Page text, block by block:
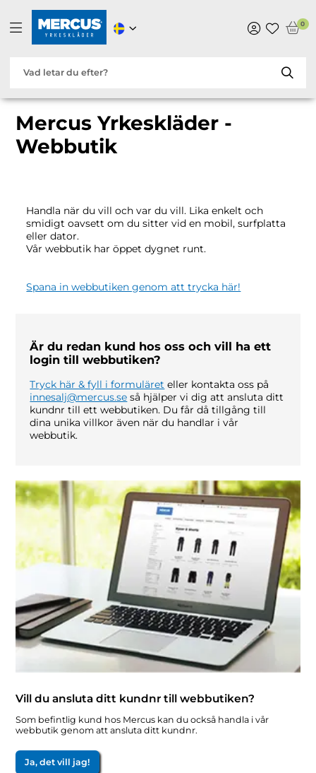
0
Mercus Yrkeskläder -
Webbutik
Handla när du vill och var du vill. Lika enkelt och
smidigt oavsett om du sitter vid en mobil, surfplatta
eller dator.
Vår webbutik har öppet dygnet runt.
Spana in webbutiken genom att trycka här!
Är du redan kund hos oss och vill ha ett
login till webbutiken?
Tryck här & fyll i formuläret eller kontakta oss på
innesalj@mercus.se så hjälper vi dig att ansluta ditt
kundnr till ett webbutiken. Du får då tillgång till
dina unika villkor även när du handlar i vår
webbutik.
Vill du ansluta ditt kundnr till webbutiken?
Som befintlig kund hos Mercus kan du också handla i vår
webbutik genom att ansluta ditt kundnr.
Ja, det vill jag!